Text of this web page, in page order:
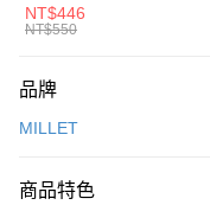
元大商業銀行
台灣樂天信用卡公司
AFTEE先享後付
【關於「AFTEE先享後付」】
便利好安心！
３．安心：先確認商品／服
運送方式
每筆NT$100，滿
中統襪 FZ3393100
NT$446
NT$550
品牌
MILLET
商品特色